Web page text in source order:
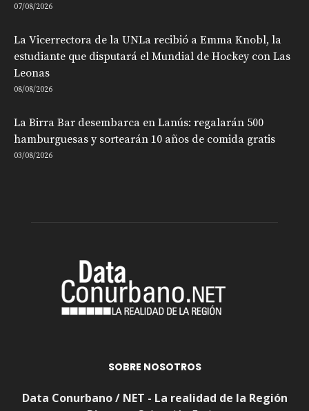
07/08/2026
La Vicerrectora de la UNLa recibió a Emma Knobl, la
estudiante que disputará el Mundial de Hockey con Las
Leonas
08/08/2026
La Birra Bar desembarca en Lanús: regalarán 500
hamburguesas y sortearán 10 años de comida gratis
03/08/2026
SOBRE NOSOTROS
Data Conurbano / NET - La realidad de la Región